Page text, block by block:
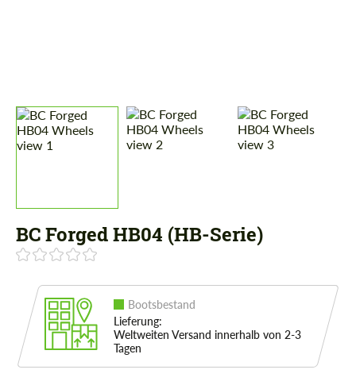
BC Forged HB04 (HB-Serie)
Bootsbestand
Lieferung:
Weltweiten Versand innerhalb von 2-3
Tagen